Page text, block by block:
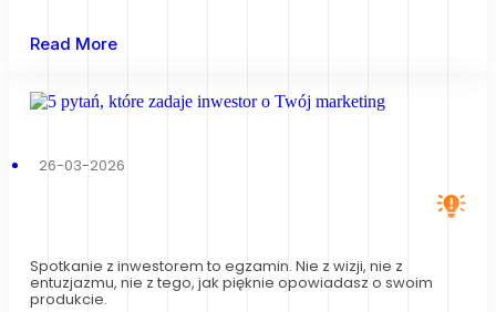
Read More
26-03-2026
Spotkanie z inwestorem to egzamin. Nie z wizji, nie z
entuzjazmu, nie z tego, jak pięknie opowiadasz o swoim
produkcie.